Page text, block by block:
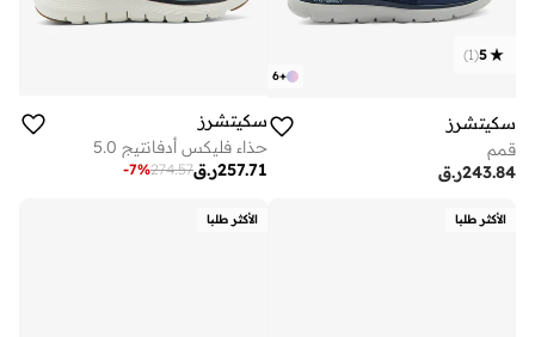
+
6
5
(
1
)
سكيتشرز
قمم
ر.ق243.84
سكيتشرز
حذاء فليكس أدفانتيج 5.0
ر.ق257.71
274.57
-7%
الأكثر طلبا الأكثر طلبا